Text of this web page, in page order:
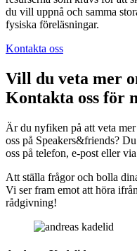
du vill uppnå och samma
fysiska föreläsningar.
Kontakta oss
Vill du veta mer
Kontakta oss för
Är du nyfiken på att veta
oss på Speakers&friends?
oss på telefon, e-post eller
Att ställa frågor och bolla
Vi ser fram emot att höra
rådgivning!